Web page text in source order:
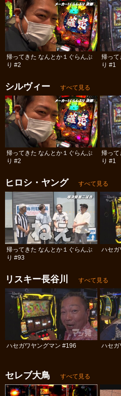
帰ってきた なんとか１ぐらんぷ
り #2
帰っ
り #1
シルヴィー すべて見る
帰ってきた なんとか１ぐらんぷ
り #2
帰っ
り #1
ヒロシ・ヤング すべて見る
帰ってきた なんとか１ぐらんぷ
り #93
ハセガ
リスキー長谷川 すべて見る
ハセガワヤングマン #196 ハセガ
セレブ大鳥 すべて見る